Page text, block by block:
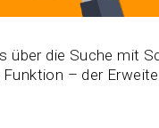
über die Suche mit
– der